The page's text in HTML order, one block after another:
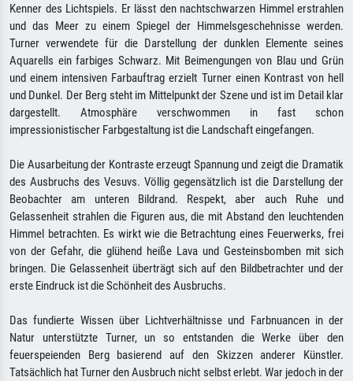
Kenner des Lichtspiels. Er lässt den nachtschwarzen Himmel erstrahlen
und das Meer zu einem Spiegel der Himmelsgeschehnisse werden.
Turner verwendete für die Darstellung der dunklen Elemente seines
Aquarells ein farbiges Schwarz. Mit Beimengungen von Blau und Grün
und einem intensiven Farbauftrag erzielt Turner einen Kontrast von hell
und Dunkel. Der Berg steht im Mittelpunkt der Szene und ist im Detail klar
dargestellt. Atmosphäre verschwommen in fast schon
impressionistischer Farbgestaltung ist die Landschaft eingefangen.
Die Ausarbeitung der Kontraste erzeugt Spannung und zeigt die Dramatik
des Ausbruchs des Vesuvs. Völlig gegensätzlich ist die Darstellung der
Beobachter am unteren Bildrand. Respekt, aber auch Ruhe und
Gelassenheit strahlen die Figuren aus, die mit Abstand den leuchtenden
Himmel betrachten. Es wirkt wie die Betrachtung eines Feuerwerks, frei
von der Gefahr, die glühend heiße Lava und Gesteinsbomben mit sich
bringen. Die Gelassenheit überträgt sich auf den Bildbetrachter und der
erste Eindruck ist die Schönheit des Ausbruchs.
Das fundierte Wissen über Lichtverhältnisse und Farbnuancen in der
Natur unterstützte Turner, un so entstanden die Werke über den
feuerspeienden Berg basierend auf den Skizzen anderer Künstler.
Tatsächlich hat Turner den Ausbruch nicht selbst erlebt. War jedoch in der